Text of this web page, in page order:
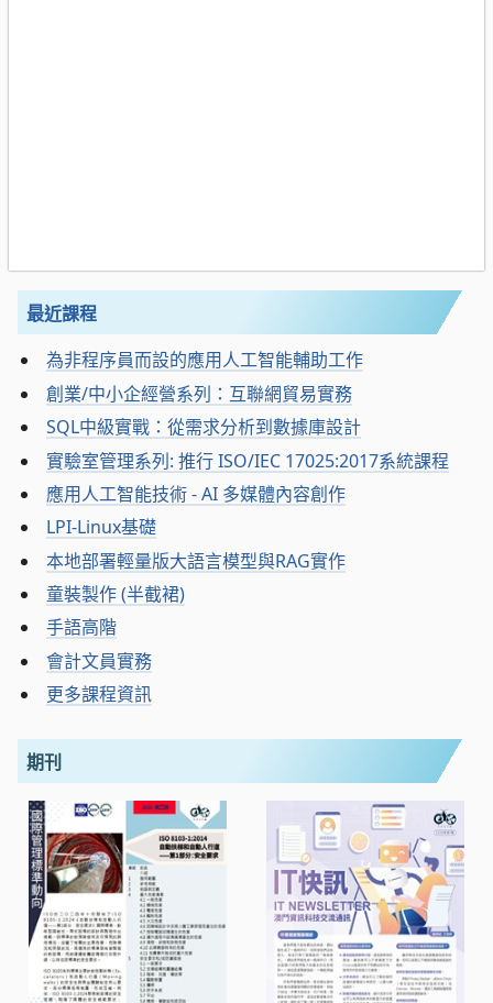
最近課程
為非程序員而設的應用人工智能輔助工作
創業/中小企經營系列：互聯網貿易實務
SQL中級實戰：從需求分析到數據庫設計
實驗室管理系列: 推行 ISO/IEC 17025:2017系統課程
應用人工智能技術 - AI 多媒體內容創作
LPI-Linux基礎
本地部署輕量版大語言模型與RAG實作
童裝製作 (半截裙)
手語高階
會計文員實務
更多課程資訊
期刊